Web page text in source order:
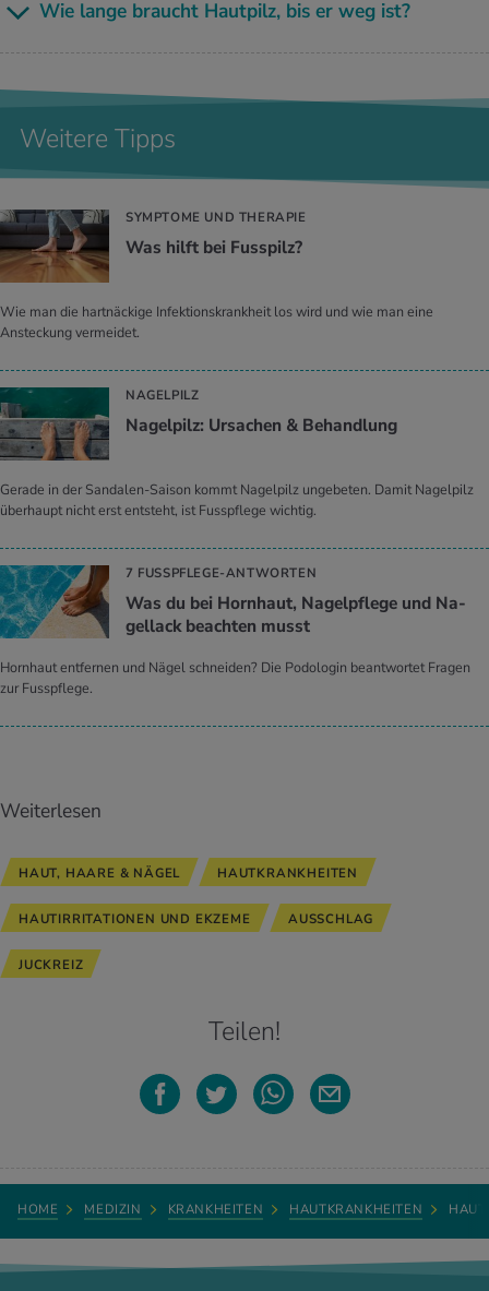
Wie lange braucht Haut­pilz, bis er weg ist?
Weitere Tipps
SYMPTOME UND THERAPIE
Was hilft bei Fuss­pilz?
Wie man die hartnäckige Infektionskrankheit los wird und wie man eine
Ansteckung vermeidet.
NAGELPILZ
Na­gel­pilz: Ur­sa­chen & Be­hand­lung
Gerade in der Sandalen-Saison kommt Nagelpilz ungebeten. Damit Nagelpilz
überhaupt nicht erst entsteht, ist Fusspflege wichtig.
7 FUSSPFLEGE-ANTWORTEN
Was du bei Horn­haut, Na­gel­pfle­ge und Na­
gel­lack be­ach­ten musst
Hornhaut entfernen und Nägel schneiden? Die Podologin beantwortet Fragen
zur Fusspflege.
Weiterlesen
HAUT, HAARE & NÄGEL HAUTKRANKHEITEN
HAUTIRRITATIONEN UND EKZEME AUSSCHLAG
JUCKREIZ
Teilen!
HOME MEDIZIN KRANKHEITEN HAUTKRANKHEITEN